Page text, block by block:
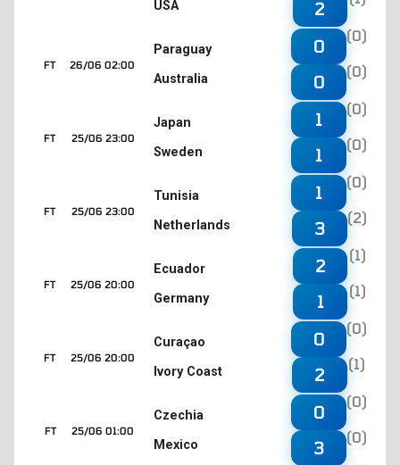
USA 2
26/06 02:00
FT
Paraguay
Australia
0
(0)
0
(0)
25/06 23:00
FT
Japan
Sweden
1
(0)
1
(0)
25/06 23:00
FT
Tunisia
Netherlands
1
(0)
3
(2)
25/06 20:00
FT
Ecuador
Germany
2
(1)
1
(1)
25/06 20:00
FT
Curaçao
Ivory Coast
0
(0)
2
(1)
25/06 01:00
FT
Czechia
Mexico
0
(0)
3
(0)